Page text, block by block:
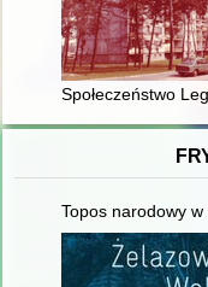
Społeczeństwo
Topos narodowy